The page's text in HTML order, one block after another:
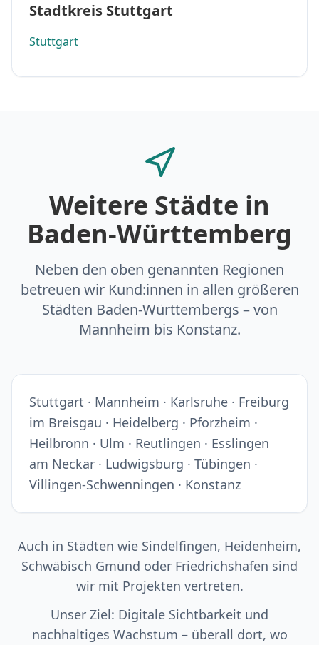
Stadtkreis Stuttgart
Stuttgart
Weitere Städte in
Baden-Württemberg
Neben den oben genannten Regionen
betreuen wir Kund:innen in allen größeren
Städten Baden-Württembergs – von
Mannheim bis Konstanz.
Stuttgart · Mannheim · Karlsruhe · Freiburg
im Breisgau · Heidelberg · Pforzheim ·
Heilbronn · Ulm · Reutlingen · Esslingen
am Neckar · Ludwigsburg · Tübingen ·
Villingen-Schwenningen · Konstanz
Auch in Städten wie Sindelfingen, Heidenheim,
Schwäbisch Gmünd oder Friedrichshafen sind
wir mit Projekten vertreten.
Unser Ziel: Digitale Sichtbarkeit und
nachhaltiges Wachstum – überall dort, wo